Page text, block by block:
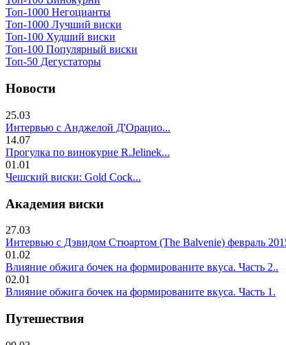
Топ-1000 Негоцианты
Топ-1000 Лучший виски
Топ-100 Худший виски
Топ-100 Популярный виски
Топ-50 Дегустаторы
Новости
25.03
Интервью с Анджелой Д'Орацио...
14.07
Прогулка по винокурне R.Jelinek...
01.01
Чешский виски: Gold Cock...
Академия виски
27.03
Интервью с Дэвидом Стюартом (The Balvenie) февраль
01.02
Влияние обжига бочек на формированите вкуса. Часть 2..
02.01
Влияние обжига бочек на формированите вкуса. Часть 1.
Путешествия